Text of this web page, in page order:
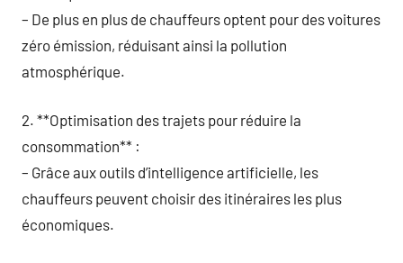
– De plus en plus de chauffeurs optent pour des voitures
zéro émission, réduisant ainsi la pollution
atmosphérique.
2. **Optimisation des trajets pour réduire la
consommation** :
– Grâce aux outils d’intelligence artificielle, les
chauffeurs peuvent choisir des itinéraires les plus
économiques.